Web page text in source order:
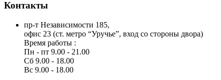
Контакты
пр-т Независимости 185,
офис 23 (ст. метро “Уручье”, вход со стороны двора)
Время работы :
Пн - пт 9.00 - 21.00
Сб 9.00 - 18.00
Вс 9.00 - 18.00